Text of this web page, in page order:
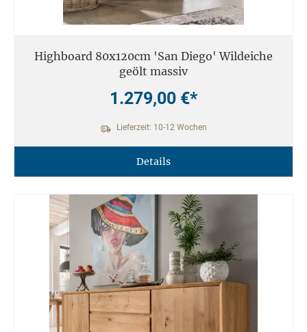
Highboard 80x120cm 'San Diego' Wildeiche
geölt massiv
1.279,00 €*
Lieferzeit: 10-12 Wochen
Details